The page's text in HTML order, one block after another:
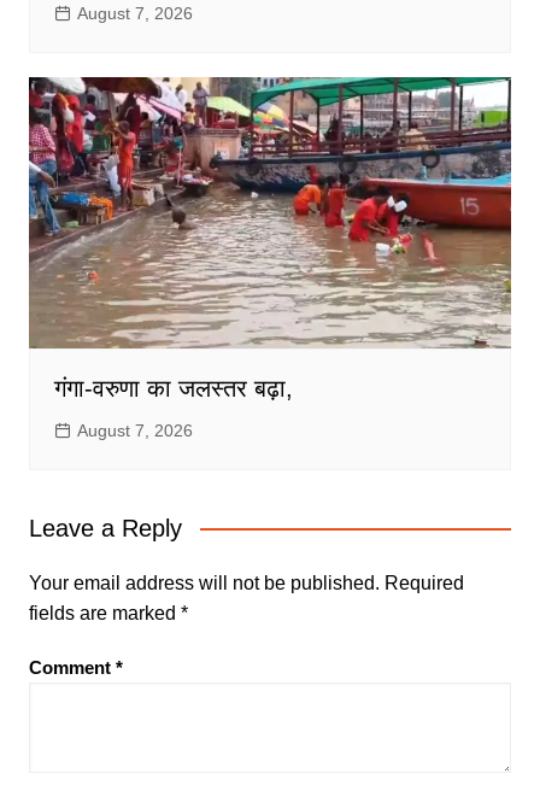
August 7, 2026
गंगा-वरुणा का जलस्तर बढ़ा,
August 7, 2026
Leave a Reply
Your email address will not be published. Required
fields are marked *
Comment *